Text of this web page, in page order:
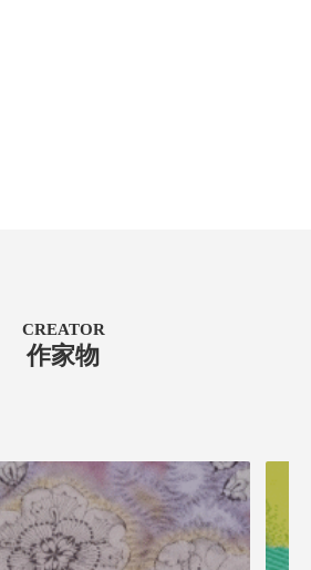
CREATOR
作家物